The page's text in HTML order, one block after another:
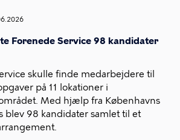
Forenede Service 98 kandidater
skulle finde medarbejdere til
på 11 lokationer i
Med hjælp fra Københavns
blev 98 kandidater samlet til et